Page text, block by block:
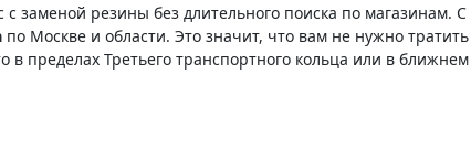
резины без длительного поиска по магазинам. С
по Москве и области. Это значит, что вам не нужно
пределах Третьего транспортного кольца или в